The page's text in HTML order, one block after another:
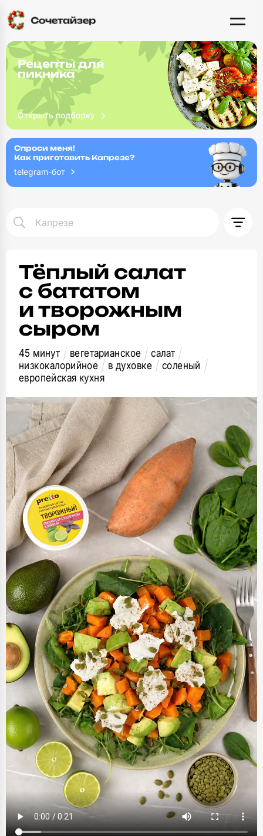
Рецепты для
пикника
Спроси меня!
Как приготовить Капрезе?
telegram-бот
Тёплый салат
с бататом
и творожным
сыром
45 минут вегетарианское
салат
низкокалорийное
в духовке
соленый
европейская кухня